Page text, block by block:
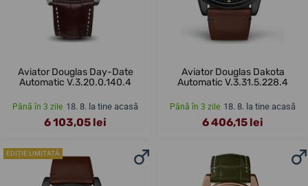
Aviator Douglas Day-Date
Automatic V.3.20.0.140.4
Până în 3 zile 18. 8. la tine acasă
6 103,05 lei
Aviator Douglas Dakota
Automatic V.3.31.5.228.4
Până în 3 zile 18. 8. la tine acasă
6 406,15 lei
EDIȚIE LIMITATĂ